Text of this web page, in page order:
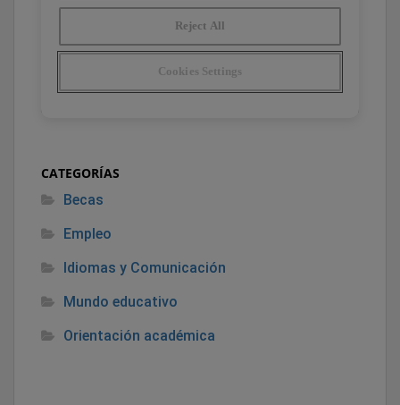
CATEGORÍAS
Becas
Empleo
Idiomas y Comunicación
Mundo educativo
Orientación académica